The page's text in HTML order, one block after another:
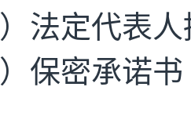
定代表人
密承诺书